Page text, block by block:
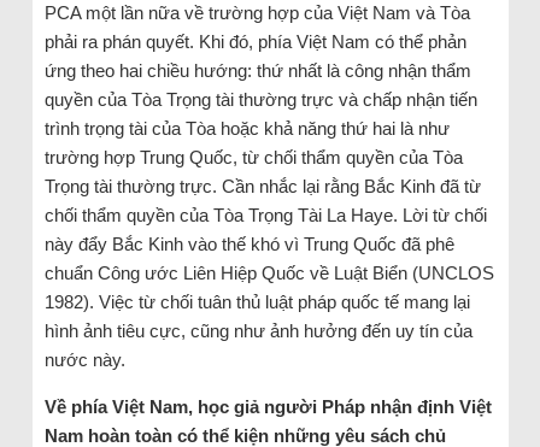
PCA một lần nữa về trường hợp của Việt Nam và Tòa
phải ra phán quyết. Khi đó, phía Việt Nam có thể phản
ứng theo hai chiều hướng: thứ nhất là công nhận thẩm
quyền của Tòa Trọng tài thường trực và chấp nhận tiến
trình trọng tài của Tòa hoặc khả năng thứ hai là như
trường hợp Trung Quốc, từ chối thẩm quyền của Tòa
Trọng tài thường trực. Cần nhắc lại rằng Bắc Kinh đã từ
chối thẩm quyền của Tòa Trọng Tài La Haye. Lời từ chối
này đẩy Bắc Kinh vào thế khó vì Trung Quốc đã phê
chuẩn Công ước Liên Hiệp Quốc về Luật Biển (UNCLOS
1982). Việc từ chối tuân thủ luật pháp quốc tế mang lại
hình ảnh tiêu cực, cũng như ảnh hưởng đến uy tín của
nước này.
Về phía Việt Nam, học giả người Pháp nhận định Việt
Nam hoàn toàn có thể kiện những yêu sách chủ